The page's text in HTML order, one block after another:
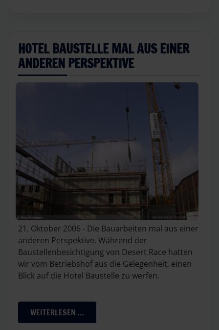
HOTEL BAUSTELLE MAL AUS EINER
ANDEREN PERSPEKTIVE
21. Oktober 2006 - Die Bauarbeiten mal aus einer
anderen Perspektive. Während der
Baustellenbesichtigung von Desert Race hatten
wir vom Betriebshof aus die Gelegenheit, einen
Blick auf die Hotel Baustelle zu werfen.
WEITERLESEN …